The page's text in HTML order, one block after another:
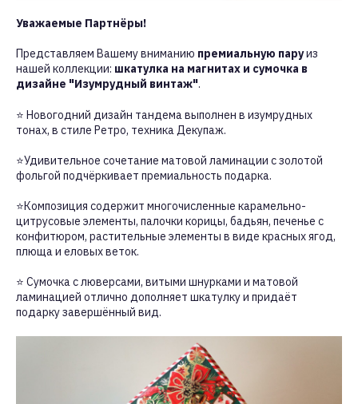
Уважаемые Партнёры!
Представляем Вашему вниманию премиальную паруиз
нашей коллекции: шкатулка на магнитах и сумочка в
дизайне "Изумрудный винтаж".
⭐ Новогодний дизайн тандема выполнен в изумрудных
тонах, в стиле Ретро, техника Декупаж.
⭐Удивительное сочетание матовой ламинации с золотой
фольгой подчёркивает премиальность подарка.
⭐Композиция содержит многочисленные карамельно-
цитрусовые элементы, палочки корицы, бадьян, печенье с
конфитюром, растительные элементы в виде красных ягод,
плюща и еловых веток.
⭐ Сумочка с люверсами, витыми шнурками и матовой
ламинацией отлично дополняет шкатулку и придаёт
подарку завершённый вид.